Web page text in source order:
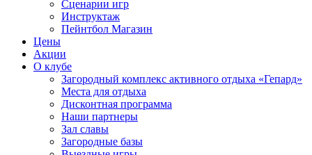
Сценарии игр
Инструктаж
Пейнтбол Магазин
Цены
Акции
О клубе
Загородный комплекс активного отдыха «Гепард»
Места для отдыха
Дисконтная программа
Наши партнеры
Зал славы
Загородные базы